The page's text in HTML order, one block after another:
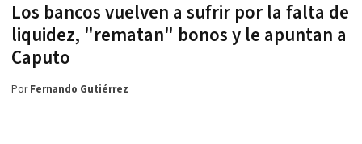
Los bancos vuelven a sufrir por la falta de
liquidez, "rematan" bonos y le apuntan a
Caputo
PorFernando Gutiérrez